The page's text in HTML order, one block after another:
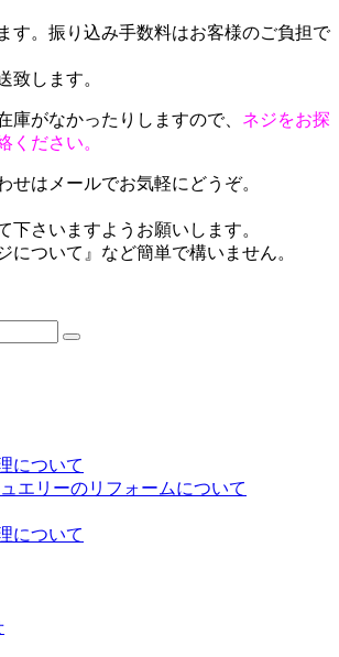
す。振り込み手数料はお客様のご負担で
致します。
庫がなかったりしますので、 ネジをお探
ください。
せはメールでお気軽にどうぞ。
さいますようお願いします。
について』など簡単で構いません。
について
エリーのリフォームについて
について